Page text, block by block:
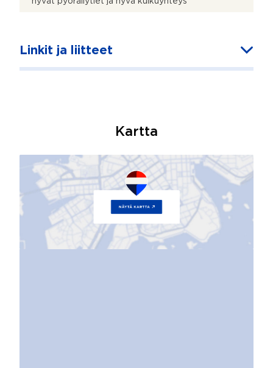
Linkit ja liitteet
Kartta